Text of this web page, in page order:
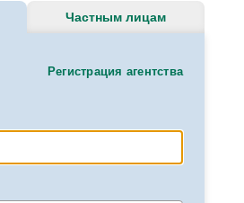
Частным лицам
Регистрация агентства